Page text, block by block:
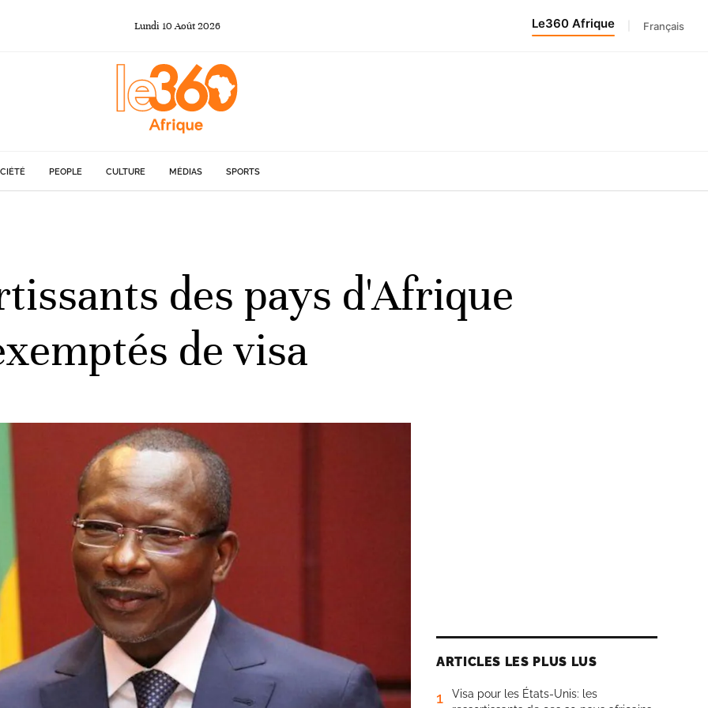
Lundi 10 Août 2026 Le360 Afrique Français
PEOPLE CULTURE MÉDIAS SPORTS
des pays d'Afrique
de visa
ARTICLES LES PLUS LUS
1
Visa pour les États-Unis: les